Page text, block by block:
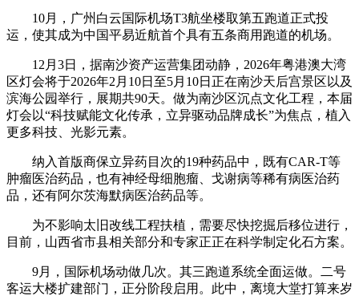
10月，广州白云国际机场T3航坐楼取第五跑道正式投
运，使其成为中国平易近航首个具有五条商用跑道的机场。
12月3日，据南沙资产运营集团动静，2026年粤港澳大湾
区灯会将于2026年2月10日至5月10日正在南沙天后宫景区以及
滨海公园举行，展期共90天。做为南沙区沉点文化工程，本届
灯会以“科技赋能文化传承，立异驱动品牌成长”为焦点，植入
更多科技、光影元素。
纳入首版商保立异药目次的19种药品中，既有CAR-T等
肿瘤医治药品，也有神经母细胞瘤、戈谢病等稀有病医治药
品，还有阿尔茨海默病医治药品等。
为不影响太旧改线工程扶植，需要尽快挖掘后移位进行，
目前，山西省市县相关部分和专家正正在科学制定化石方案。
9月，国际机场动做几次。其三跑道系统全面运做。二号
客运大楼扩建部门，正分阶段启用。此中，离境大堂打算来岁